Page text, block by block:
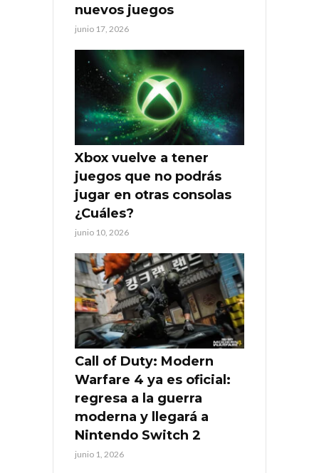
nuevos juegos
junio 17, 2026
Xbox vuelve a tener
juegos que no podrás
jugar en otras consolas
¿Cuáles?
junio 10, 2026
Call of Duty: Modern
Warfare 4 ya es oficial:
regresa a la guerra
moderna y llegará a
Nintendo Switch 2
junio 1, 2026